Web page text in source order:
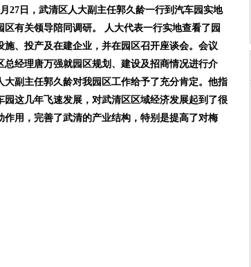
27日，武清区人大副主任郭久龄一行到汽车园实地
区有关领导陪同调研。 人大代表一行实地查看了园
施、投产及在建企业，并在园区召开座谈会。会议
总经理唐万强就园区规划、建设及招商情况进行介
大副主任郭久龄对我园区工作给予了充分肯定。他指
园这几年飞速发展，对武清区区域经济发展起到了很
作用，完善了武清的产业结构，特别是提高了对梅